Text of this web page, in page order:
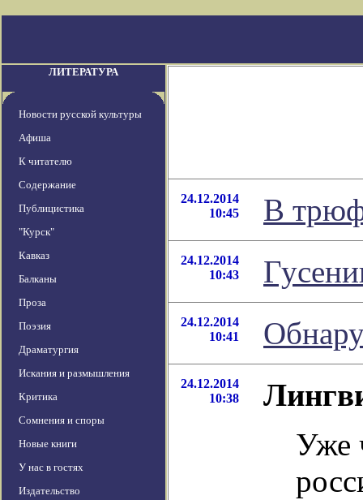
ЛИТЕРАТУРА
Новости русской культуры
Афиша
К читателю
Содержание
Публицистика
"Курск"
Кавказ
Балканы
Проза
Поэзия
Драматургия
Искания и размышления
Критика
Сомнения и споры
Новые книги
У нас в гостях
Издательство
24.12.2014
10:45
В
24.12.2014
10:43
24.12.2014
10:41
24.12.2014
10:38
Уже